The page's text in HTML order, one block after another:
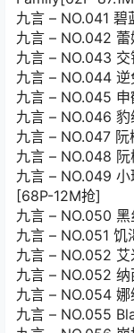
九言 – NO.041
九言 – NO.042
九言 – NO.043
九言 – NO.044
九言 – NO.045
九言 – NO.046
九言 – NO.047
九言 – NO.048
九言 – NO.049
[68P-12M抢]
九言 – NO.050
九言 – NO.051
九言 – NO.052
九言 – NO.052
九言 – NO.054 娜
九言 – NO.055